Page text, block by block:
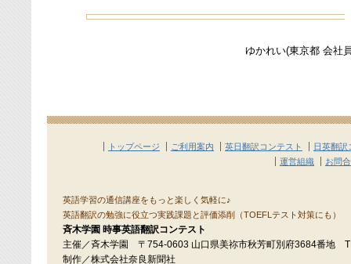
ゆかれい(東京都 会社
トップページ ご利用案内 英日翻訳コンテスト
日英翻訳
運営組織
お問
英語学習の通信講座をもっと楽しく気軽に♪
英語翻訳の勉強に役立つ実践課題と評価添削（TOEFLテスト対策にも）
斉木学園 時事英語翻訳コンテスト
主催／斉木学園 〒754-0603 山口県美祢市秋芳町別府3684番地
制作／株式会社奈良新聞社